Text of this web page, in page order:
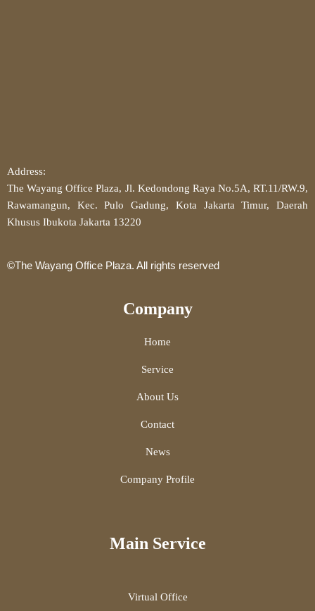
Address:
The Wayang Office Plaza, Jl. Kedondong Raya No.5A, RT.11/RW.9,
Rawamangun, Kec. Pulo Gadung, Kota Jakarta Timur, Daerah
Khusus Ibukota Jakarta 13220
©The Wayang Office Plaza. All rights reserved
Company
Home
Service
About Us
Contact
News
Company Profile
Main Service
Virtual Office